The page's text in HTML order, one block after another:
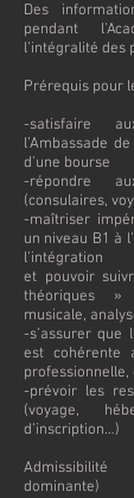
Des
pendant
l’intégralité des
Prérequis pour
-satisfaire
l’Ambassade
d’une bourse
-répondre
(consulaires,
-maîtriser
un niveau B1 à
l’intégration
et pouvoir
théoriques »
musicale,
-s’assurer que
est cohérente
-prévoir les
(voyage,
d’inscription…)
Admissibilité
dominante)